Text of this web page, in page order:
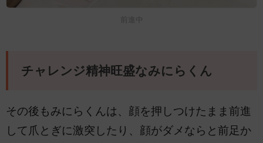
前進中
チャレンジ精神旺盛なみにらくん
その後もみにらくんは、顔を押しつけたまま前進
して爪とぎに激突したり、顔がダメならと前足か